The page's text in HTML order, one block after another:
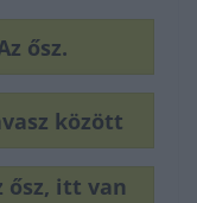
ősz.
között
ősz, itt van